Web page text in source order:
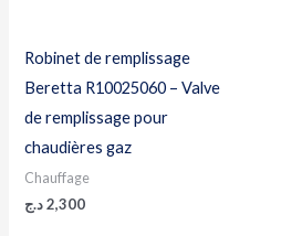
Robinet de remplissage
Beretta R10025060 – Valve
de remplissage pour
chaudières gaz
Chauffage
2,300 د.ج